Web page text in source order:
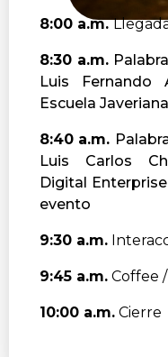
8:00 a.m.
8:30 a.m.
Luis Fernando
Escuela
8:40 a.m.
Luis Carlos
Digital
evento
9:30 a.m.
9:45 a.m. Coffee
10:00 a.m. Cierre